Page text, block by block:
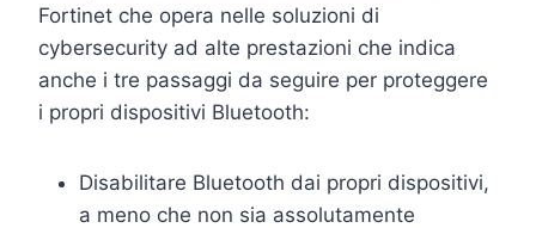
Fortinet che opera nelle soluzioni di
cybersecurity ad alte prestazioni che indica
anche i tre passaggi da seguire per proteggere
i propri dispositivi Bluetooth:
Disabilitare Bluetooth dai propri dispositivi,
a meno che non sia assolutamente